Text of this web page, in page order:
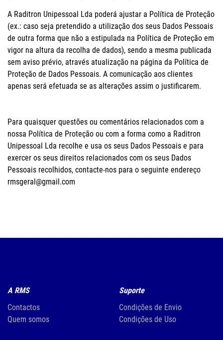
A Raditron Unipessoal Lda poderá ajustar a Política de Proteção
(ex.: caso seja pretendido a utilização dos seus Dados Pessoais
de outra forma que não a estipulada na Política de Proteção em
vigor na altura da recolha de dados), sendo a mesma publicada
sem aviso prévio, através atualização na página da Política de
Proteção de Dados Pessoais. A comunicação aos clientes
apenas será efetuada se as alterações assim o justificarem.
Para quaisquer questões ou comentários relacionados com a
nossa Política de Proteção ou com a forma como a Raditron
Unipessoal Lda recolhe e usa os seus Dados Pessoais e para
exercer os seus direitos relacionados com os seus Dados
Pessoais recolhidos, contacte-nos para o seguinte endereço
rmsgeral@gmail.com
A RMS
Contactos
Quem somos
Suporte
Condições de Envio
Condições de Uso